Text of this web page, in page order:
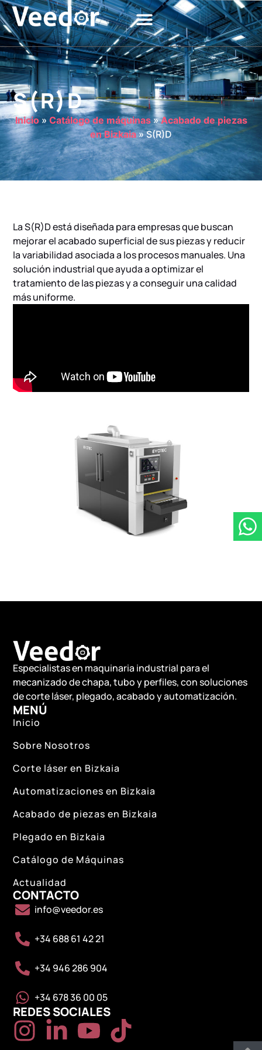
S(R)D
Inicio» Catálogo de máquinas»Acabado de piezas
en Bizkaia»S(R)D
La S(R)D está diseñada para empresas que buscan
mejorar el acabado superficial de sus piezas y reducir
la variabilidad asociada a los procesos manuales. Una
solución industrial que ayuda a optimizar el
tratamiento de las piezas y a conseguir una calidad
más uniforme.
Especialistas en maquinaria industrial para el
mecanizado de chapa, tubo y perfiles, con soluciones
de corte láser, plegado, acabado y automatización.
MENÚ
Inicio
Sobre Nosotros
Corte láser en Bizkaia
Automatizaciones en Bizkaia
Acabado de piezas en Bizkaia
Plegado en Bizkaia
Catálogo de Máquinas
Actualidad
CONTACTO
info@veedor.es
+34 688 61 42 21
+34 946 286 904
+34 678 36 00 05
REDES SOCIALES